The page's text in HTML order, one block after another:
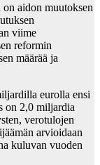
aidon muutoksen
viime
reformin
määrää ja
eurolla ensi
on 2,0 miljardia
verotulojen
arvioidaan
kuluvan vuoden